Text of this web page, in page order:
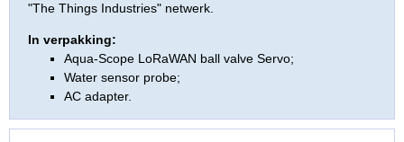
"The Things Industries" netwerk.
In verpakking:
Aqua-Scope LoRaWAN ball valve Servo;
Water sensor probe;
AC adapter.